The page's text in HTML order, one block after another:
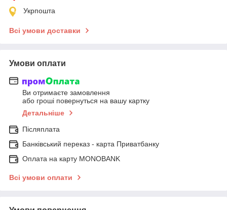
Укрпошта
Всі умови доставки
Умови оплати
Ви отримаєте замовлення
або гроші повернуться на вашу картку
Детальніше
Післяплата
Банківський переказ - карта Приватбанку
Оплата на карту MONOBANK
Всі умови оплати